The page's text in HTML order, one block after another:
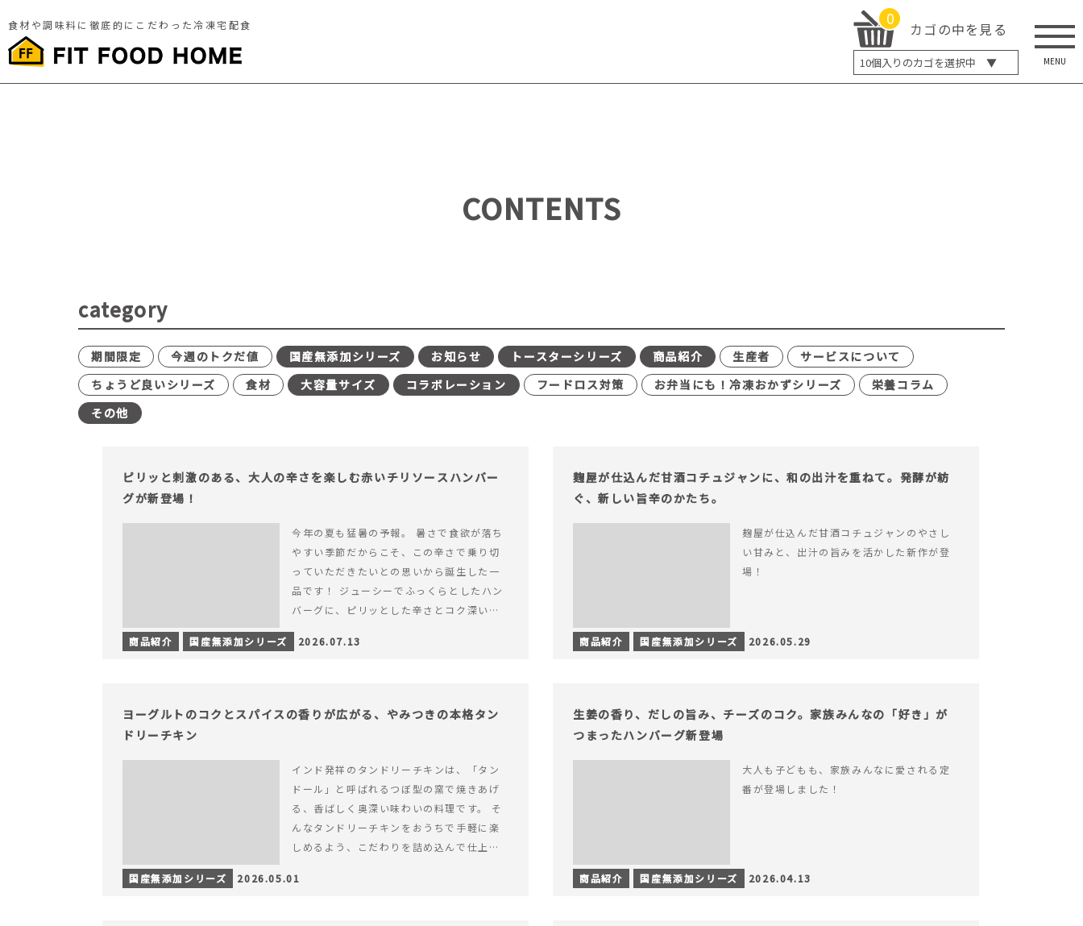
食材や調味料に徹底的にこだわった冷凍宅配食 0
カゴの中を見る
10個入りのカゴを選択中 ▼
5個入り
MENU
CONTENTS
category
期間限定 今週のトクだ値 国産無添加シリーズ お知らせ トースターシリーズ 商品紹介 生産者
サービスについて
ちょうど良いシリーズ
食材 大容量サイズ コラボレーション フードロス対策 お弁当にも！冷凍おかずシリーズ
栄養コラム
その他
ピリッと刺激のある、大人の辛さを楽しむ赤いチリソースハンバー
グが新登場！
今年の夏も猛暑の予報。 暑さで食欲が落ち
やすい季節だからこそ、この辛さで乗り切
っていただきたいとの思いから誕生した一
品です！ ジューシーでふっくらとしたハン
バーグに、ピリッとした辛さとコク深い旨
みが楽しめる特製チリソース&hellip; 続き
を読む ピリッと刺激のある、大人の辛さを
商品紹介 国産無添加シリーズ 2026.07.13
麹屋が仕込んだ甘酒コチュジャンに、和の出汁を重ねて。発酵が紡
ぐ、新しい旨辛のかたち。
麹屋が仕込んだ甘酒コチュジャンのやさし
い甘みと、出汁の旨みを活かした新作が登
場！
商品紹介 国産無添加シリーズ 2026.05.29
ヨーグルトのコクとスパイスの香りが広がる、やみつきの本格タン
ドリーチキン
インド発祥のタンドリーチキンは、「タン
ドール」と呼ばれるつぼ型の窯で焼きあげ
る、香ばしく奥深い味わいの料理です。 そ
んなタンドリーチキンをおうちで手軽に楽
しめるよう、こだわりを詰め込んで仕上げ
を読む ヨーグルトのコクとスパイスの香り
国産無添加シリーズ 2026.05.01
生姜の香り、だしの旨み、チーズのコク。家族みんなの「好き」が
つまったハンバーグ新登場
大人も子どもも、家族みんなに愛される定
番が登場しました！
商品紹介 国産無添加シリーズ 2026.04.13